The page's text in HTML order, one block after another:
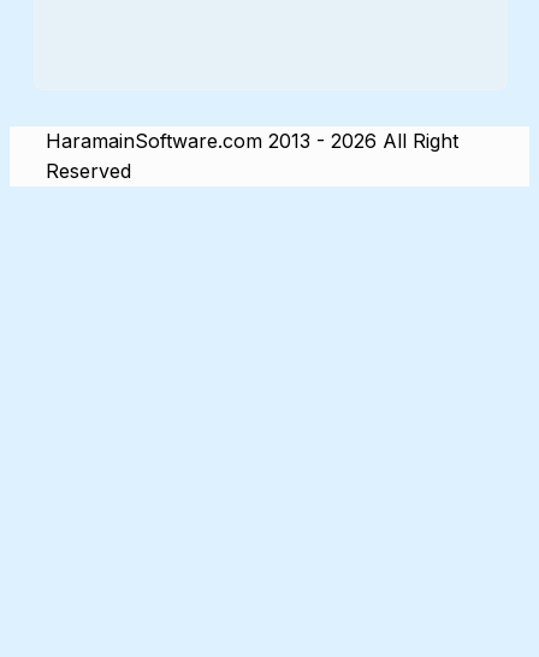
HaramainSoftware.com 2013 - 2026 All Right
Reserved